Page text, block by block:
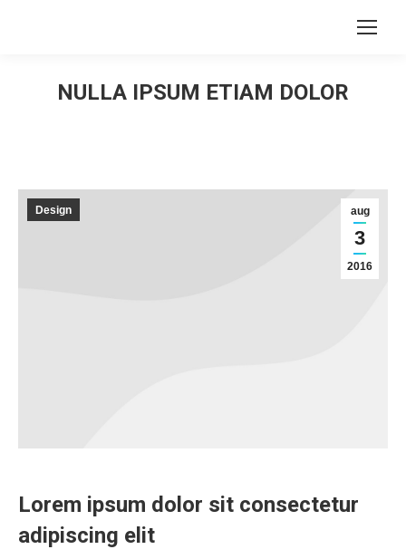
Search:
NULLA IPSUM ETIAM DOLOR
aug
3
2016
Design
Lorem ipsum dolor sit consectetur
adipiscing elit